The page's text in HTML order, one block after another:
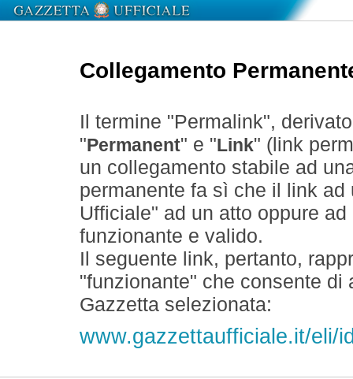
Collegamento
Il termine "Permalink",
" Permanent" e " Link" (link
un collegamento stabile ad
permanente fa sì che il link
Ufficiale" ad un atto oppure
funzionante e valido.
Il seguente link, pertanto,
"funzionante" che consente
Gazzetta selezionata:
www.gazzettaufficiale.it/eli/